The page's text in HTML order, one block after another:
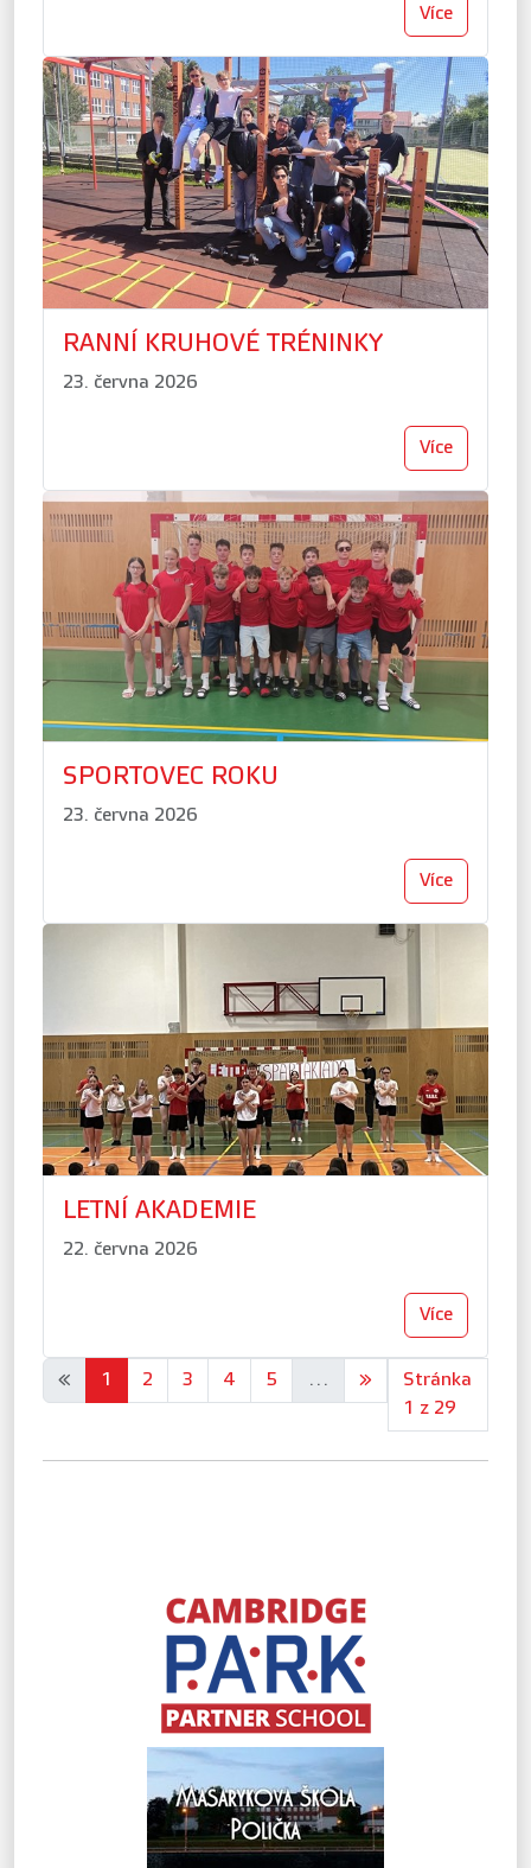
Více
RANNÍ KRUHOVÉ TRÉNINKY
23. června 2026
Více
SPORTOVEC ROKU
23. června 2026
Více
LETNÍ AKADEMIE
22. června 2026
Více
« 1 2 3 4 5 ... »
Stránka
1 z 29